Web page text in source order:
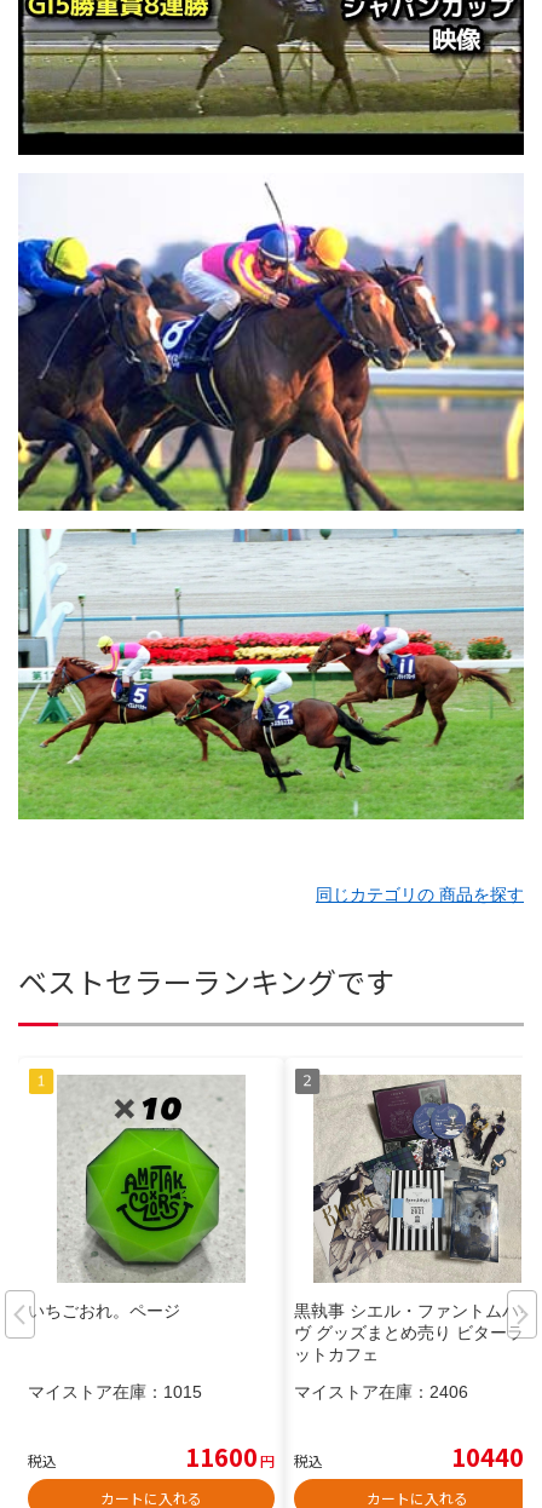
同じカテゴリの 商品を探す
ベストセラーランキングです
いちごおれ。ページ
マイストア在庫： 1015
税込 11600円
カートに入れる
黒執事 シエル・ファントムハイ
ヴ グッズまとめ売り ビターラビ
ットカフェ
マイストア在庫： 2406
税込 10440
カートに入れる